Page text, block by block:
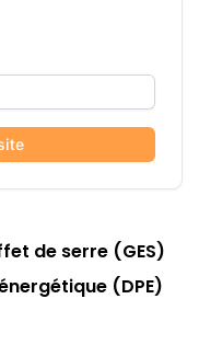
de serre (GES)
(DPE)